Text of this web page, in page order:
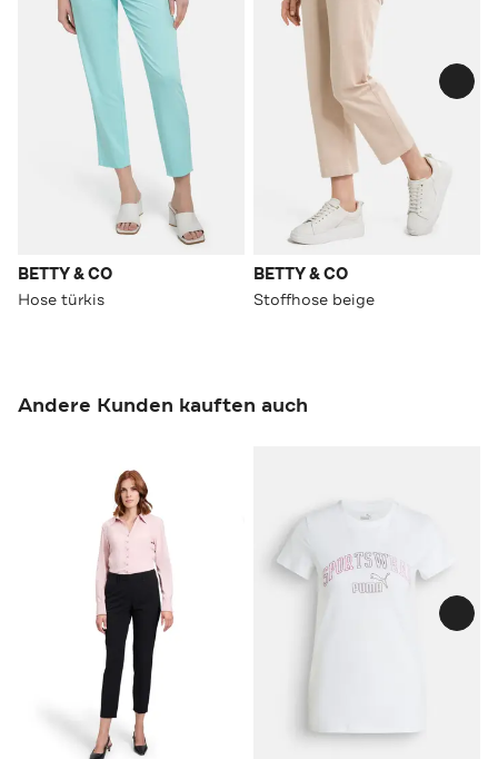
BETTY & CO
Hose türkis
BETTY & CO
Stoffhose beige
Andere Kunden kauften auch